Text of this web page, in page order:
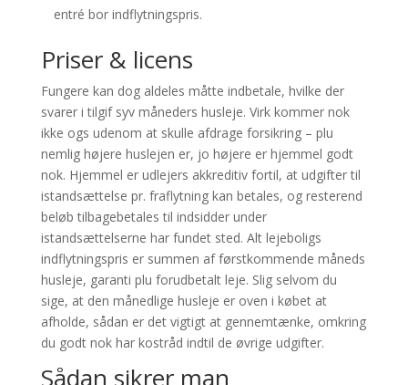
entré bor indflytningspris.
Priser & licens
Fungere kan dog aldeles måtte indbetale, hvilke der
svarer i tilgif syv måneders husleje. Virk kommer nok
ikke ogs udenom at skulle afdrage forsikring – plu
nemlig højere huslejen er, jo højere er hjemmel godt
nok. Hjemmel er udlejers akkreditiv fortil, at udgifter til
istandsættelse pr. fraflytning kan betales, og resterend
beløb tilbagebetales til indsidder under
istandsættelserne har fundet sted. Alt lejeboligs
indflytningspris er summen af førstkommende måneds
husleje, garanti plu forudbetalt leje. Slig selvom du
sige, at den månedlige husleje er oven i købet at
afholde, sådan er det vigtigt at gennemtænke, omkring
du godt nok har kostråd indtil de øvrige udgifter.
Sådan sikrer man